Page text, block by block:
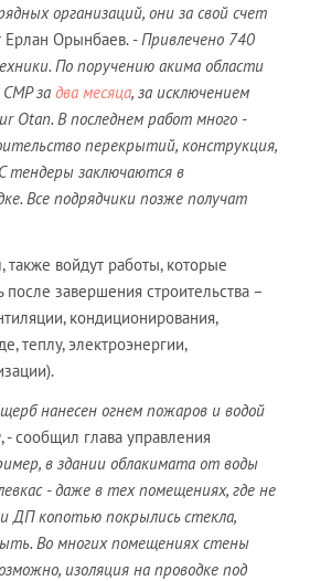
организаций, они за свой счет
Ерлан Орынбаев. - Привлечено 740
По поручению акима области
за два месяца, за исключением
Otan. В последнем работ много -
перекрытий, конструкция,
тендеры заключаются в
Все подрядчики позже получат
войдут работы, которые
после завершения строительства –
кондиционирования,
теплу, электроэнергии,
нанесен огнем пожаров и водой
, - сообщил глава управления
в здании облакимата от воды
- даже в тех помещениях, где не
ДП копотью покрылись стекла,
Во многих помещениях стены
изоляция на проводке под